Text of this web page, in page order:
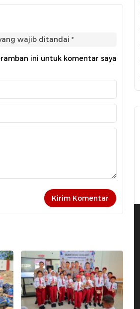
wajib ditandai *
ini untuk komentar saya